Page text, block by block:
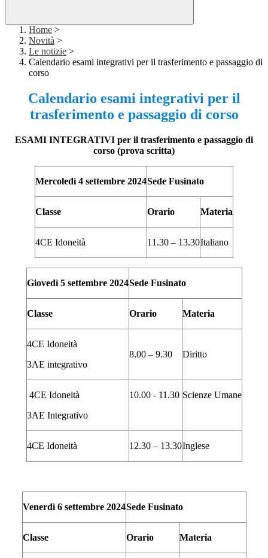
Home >
Novità >
Le notizie >
Calendario esami integrativi per il trasferimento e passaggio di
corso
Calendario esami integrativi per il
trasferimento e passaggio di corso
ESAMI INTEGRATIVI per il trasferimento e passaggio di
corso (prova scritta)
Mercoledì 4 settembre 2024Sede Fusinato
Classe Orario Materia
4CE Idoneità 11.30 – 13.30Italiano
Giovedì 5 settembre 2024Sede Fusinato
Classe Orario Materia
4CE Idoneità
3AE integrativo
8.00 – 9.30 Diritto
4CE Idoneità
3AE Integrativo
10.00 - 11.30 Scienze Umane
4CE Idoneità 12.30 – 13.30Inglese
Venerdì 6 settembre 2024Sede Fusinato
Classe Orario Materia